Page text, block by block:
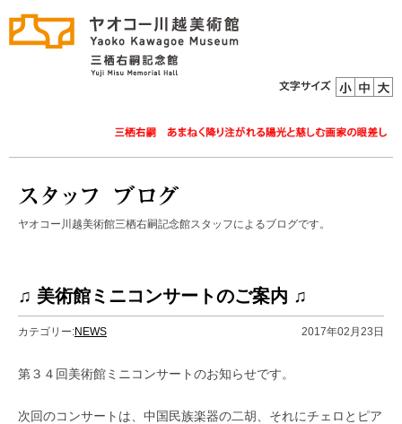
ヤオコー川越美術館三栖右嗣記念館スタッフによるブログです。
♫ 美術館ミニコンサートのご案内 ♫
カテゴリー:NEWS 2017年02月23日
第３４回美術館ミニコンサートのお知らせです。
次回のコンサートは、中国民族楽器の二胡、それにチェロとピア